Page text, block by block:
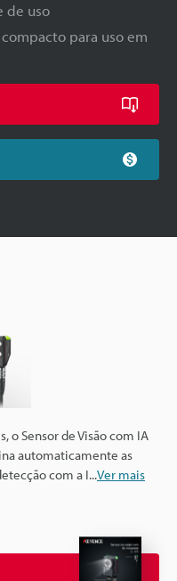
de uso
para uso em
o Sensor de Visão com IA
automaticamente as
com a I...Ver mais